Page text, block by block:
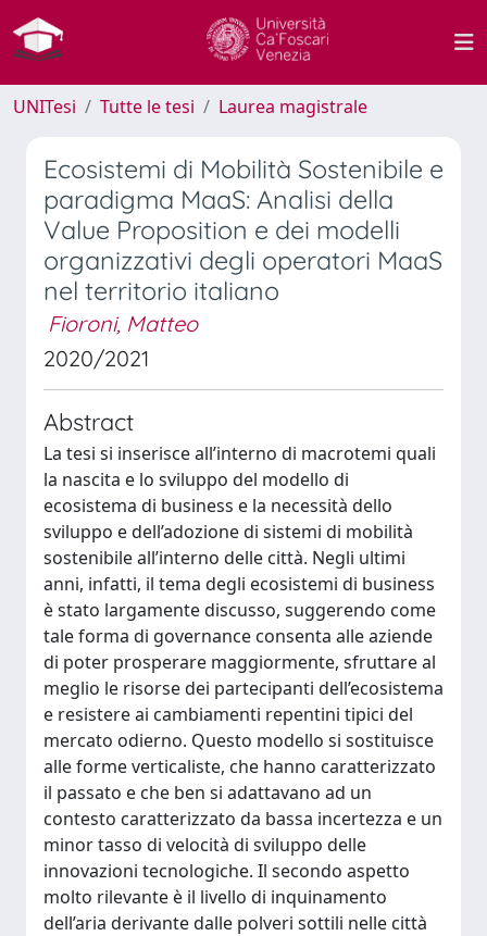
UNITesi Tutte le tesi Laurea magistrale
Ecosistemi di Mobilità Sostenibile e
paradigma MaaS: Analisi della
Value Proposition e dei modelli
organizzativi degli operatori MaaS
nel territorio italiano
Fioroni, Matteo
2020/2021
Abstract
La tesi si inserisce all’interno di macrotemi quali
la nascita e lo sviluppo del modello di
ecosistema di business e la necessità dello
sviluppo e dell’adozione di sistemi di mobilità
sostenibile all’interno delle città. Negli ultimi
anni, infatti, il tema degli ecosistemi di business
è stato largamente discusso, suggerendo come
tale forma di governance consenta alle aziende
di poter prosperare maggiormente, sfruttare al
meglio le risorse dei partecipanti dell’ecosistema
e resistere ai cambiamenti repentini tipici del
mercato odierno. Questo modello si sostituisce
alle forme verticaliste, che hanno caratterizzato
il passato e che ben si adattavano ad un
contesto caratterizzato da bassa incertezza e un
minor tasso di velocità di sviluppo delle
innovazioni tecnologiche. Il secondo aspetto
molto rilevante è il livello di inquinamento
dell’aria derivante dalle polveri sottili nelle città